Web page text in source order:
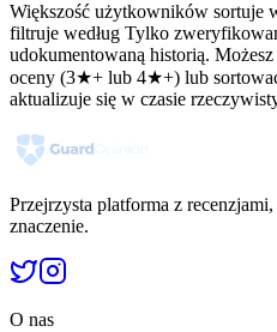
Większość użytkowników sortuje
filtruje według Tylko
udokumentowaną historią.
oceny (3★+ lub 4★+) lub
aktualizuje się w czasie
Przejrzysta platforma z
znaczenie.
O nas